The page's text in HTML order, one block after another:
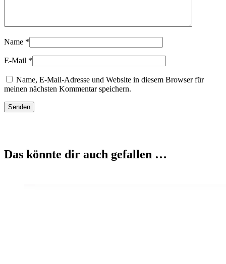
Name *
E-Mail *
Name, E-Mail-Adresse und Website in diesem Browser für
meinen nächsten Kommentar speichern.
Das könnte dir auch gefallen …